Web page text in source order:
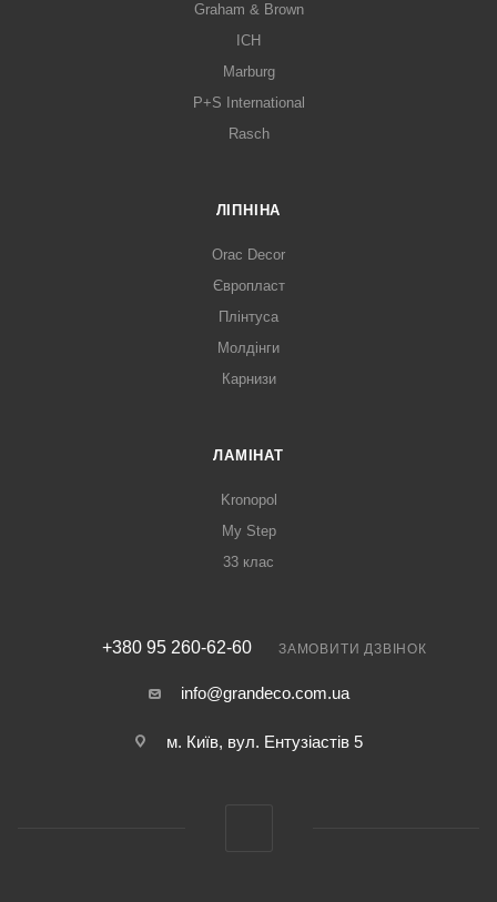
Graham & Brown
ICH
Marburg
P+S International
Rasch
ЛІПНІНА
Orac Decor
Європласт
Плінтуса
Молдінги
Карнизи
ЛАМІНАТ
Kronopol
My Step
33 клас
+380 95 260-62-60 ЗАМОВИТИ ДЗВІНОК
info@grandeco.com.ua
м. Київ, вул. Ентузіастів 5